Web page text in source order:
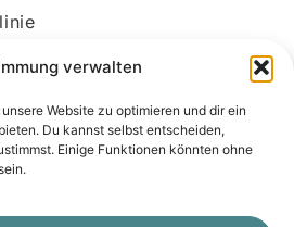
verwalten
Website zu optimieren und dir ein
Du kannst selbst entscheiden,
Einige Funktionen könnten ohne